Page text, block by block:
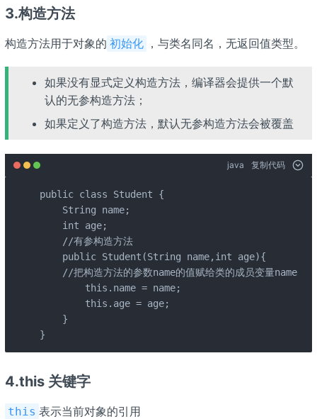
3.构造方法
构造方法用于对象的 初始化 ，与类名同名，无返回值类型。
如果没有显式定义构造方法，编译器会提供一个默
认的无参构造方法；
如果定义了构造方法，默认无参构造方法会被覆盖
java 复制代码
public class Student {
    String name;
    int age;
    //有参构造方法
    public Student(String name,int age){
    //把构造方法的参数name的值赋给类的成员变量name
        this.name = name;
        this.age = age;
    }
}
4.this 关键字
this 表示当前对象的引用